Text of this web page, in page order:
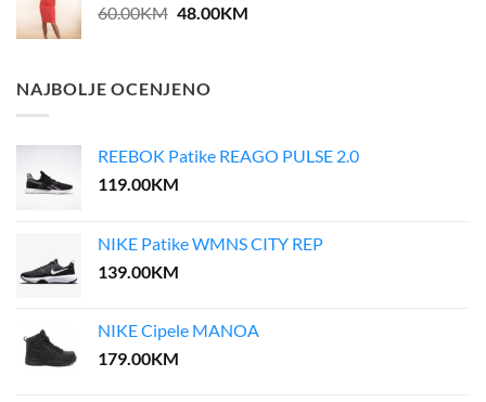
60.00KM Original
60.00KM.
48.00KMCurrent
NAJBOLJE OCENJENO
REEBOK Patike REAGO PULSE 2.0
119.00KM
NIKE Patike WMNS CITY REP
139.00KM
NIKE Cipele MANOA
179.00KM